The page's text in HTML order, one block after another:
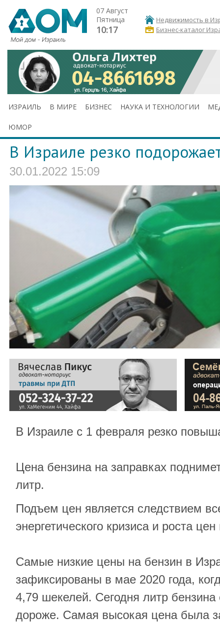
07 Август
Пятница
10:17
Недвижимость в
Бизнес-каталог
ИЗРАИЛЬ В МИРЕ БИЗНЕС НАУКА И ТЕХНОЛОГИИ
ЮМОР
В Израиле резко
30.01.2022 15:09
В Израиле с 1 февраля резко
Цена бензина на заправках
литр.
Подъем цен является следствием
энергетического кризиса и роста
Самые низкие цены на бензин в
зафиксированы в мае 2020 года,
4,79 шекелей. Сегодня литр бензина
дороже. Самая высокая цена была